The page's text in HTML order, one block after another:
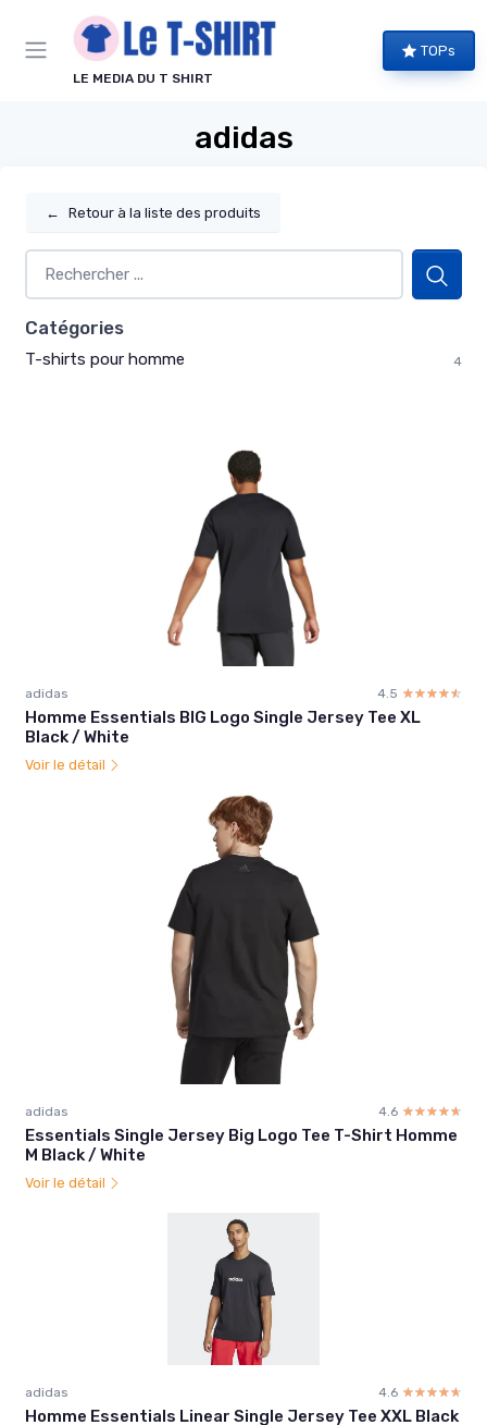
LE MEDIA DU T SHIRT
TOPs
adidas
← Retour à la liste des produits
Catégories
T-shirts pour homme 4
adidas 4.5 ☆☆☆☆☆
★★★★★
Homme Essentials BIG Logo Single Jersey Tee XL
Black / White
Voir le détail
adidas 4.6 ☆☆☆☆☆
★★★★★
Essentials Single Jersey Big Logo Tee T-Shirt Homme
M Black / White
Voir le détail
adidas 4.6 ☆☆☆☆☆
★★★★★
Homme Essentials Linear Single Jersey Tee XXL Black
Panneau de gestion des cookies